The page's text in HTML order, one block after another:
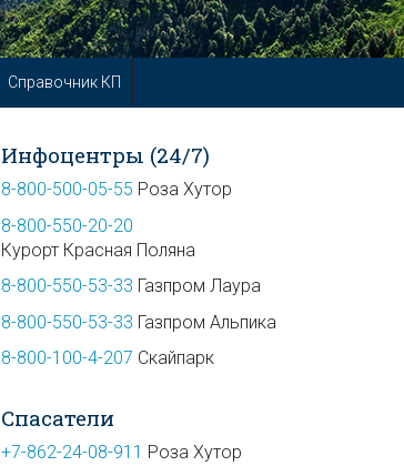
Справочник КП
Инфоцентры (24/7)
8-800-500-05-55 Роза Хутор
8-800-550-20-20
Курорт Красная Поляна
8-800-550-53-33 Газпром Лаура
8-800-550-53-33 Газпром Альпика
8-800-100-4-207 Скайпарк
Спасатели
+7-862-24-08-911 Роза Хутор